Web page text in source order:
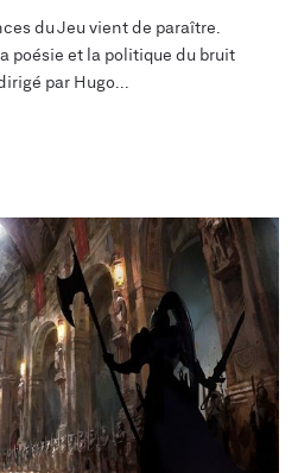
du Jeu vient de paraître.
poésie et la politique du bruit
par Hugo